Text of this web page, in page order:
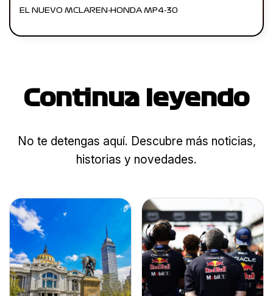
EL NUEVO MCLAREN-HONDA MP4-30
Continua leyendo
No te detengas aquí. Descubre más noticias,
historias y novedades.